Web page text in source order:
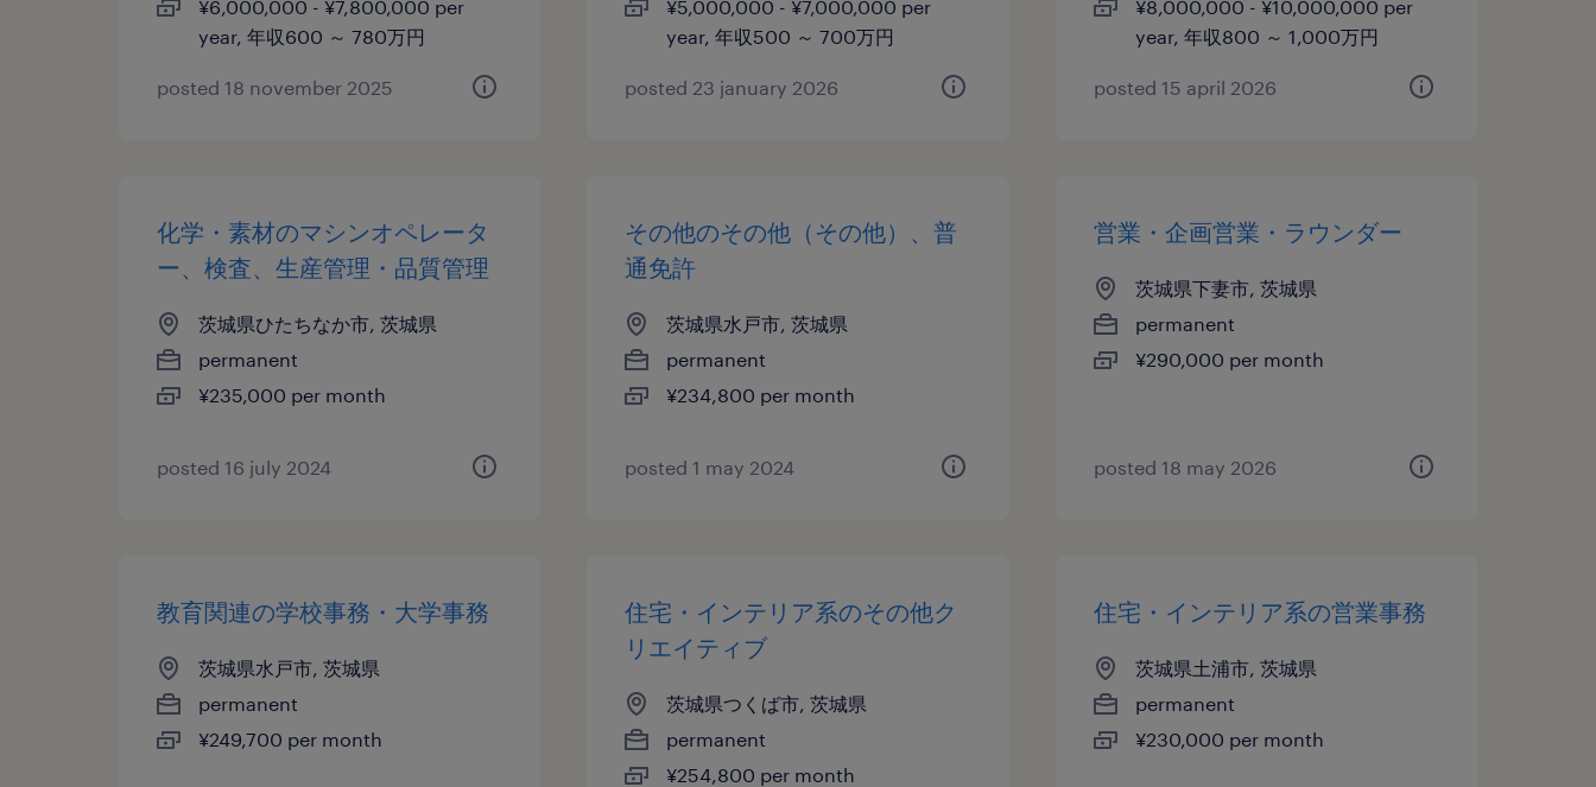
¥6,000,000 - ¥7,800,000 per
year, 年収600 ～ 780万円
posted 18 november 2025
¥5,000,000 - ¥7,000,000 per
year, 年収500 ～ 700万円
posted 23 january 2026
¥8,000,000 - ¥10,000,000 per
year, 年収800 ～ 1,000万円
posted 15 april 2026
化学・素材のマシンオペレータ
ー、検査、生産管理・品質管理
茨城県ひたちなか市, 茨城県
permanent
¥235,000 per month
posted 16 july 2024
その他のその他（その他）、普
通免許
茨城県水戸市, 茨城県
permanent
¥234,800 per month
posted 1 may 2024
営業・企画営業・ラウンダー
茨城県下妻市, 茨城県
permanent
¥290,000 per month
posted 18 may 2026
教育関連の学校事務・大学事務
茨城県水戸市, 茨城県
permanent
¥249,700 per month
住宅・インテリア系のその他ク
リエイティブ
茨城県つくば市, 茨城県
permanent
¥254,800 per month
住宅・インテリア系の営業事務
茨城県土浦市, 茨城県
permanent
¥230,000 per month